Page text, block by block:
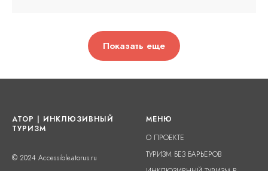
Показать еще
АТОР | ИНКЛЮЗИВНЫЙ
ТУРИЗМ
© 2024 Accessible.atorus.ru
МЕНЮ
О ПРОЕКТЕ
ТУРИЗМ БЕЗ БАРЬЕРОВ